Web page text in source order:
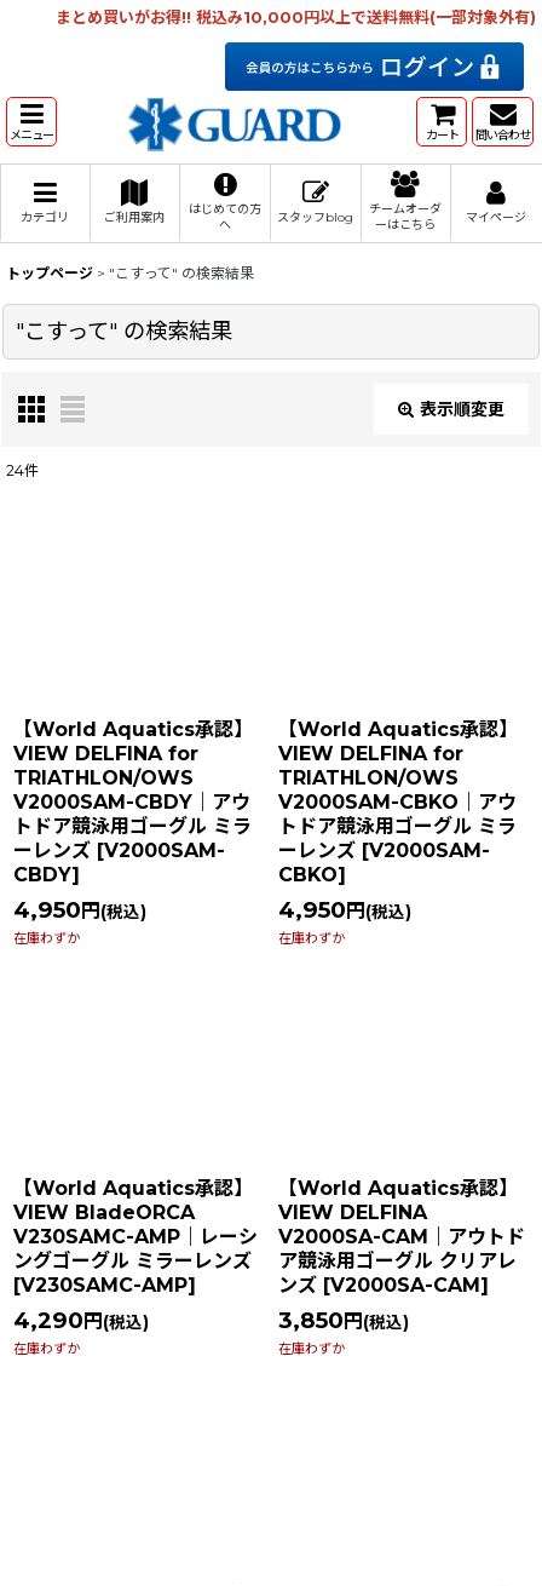
まとめ買いがお得!! 税込み10,000円以上で送料無料(一部対象外有)
メニュー カート 問い合わせ
カテゴリ ご利用案内
はじめての方
へ
スタッフblog
チームオーダ
ーはこちら
マイページ
トップページ > "こすって" の検索結果
"こすって" の検索結果
表示順変更
カテゴリ :
特集:
絞り込む
24件
【World Aquatics承認】
VIEW DELFINA for
TRIATHLON/OWS
V2000SAM-CBDY｜アウ
トドア競泳用ゴーグル ミラ
ーレンズ [V2000SAM-
CBDY]
4,950 円 (税込)
在庫わずか
【World Aquatics承認】
VIEW DELFINA for
TRIATHLON/OWS
V2000SAM-CBKO｜アウ
トドア競泳用ゴーグル ミラ
ーレンズ [V2000SAM-
CBKO]
4,950 円 (税込)
在庫わずか
【World Aquatics承認】
VIEW BladeORCA
V230SAMC-AMP｜レーシ
ングゴーグル ミラーレンズ
[V230SAMC-AMP]
4,290 円 (税込)
在庫わずか
【World Aquatics承認】
VIEW DELFINA
V2000SA-CAM｜アウトド
ア競泳用ゴーグル クリアレ
ンズ [V2000SA-CAM ]
3,850 円 (税込)
在庫わずか